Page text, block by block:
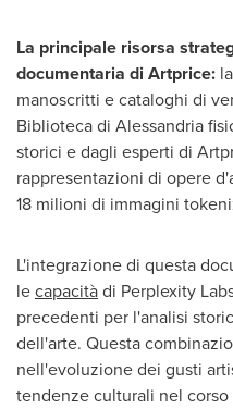
La principale risorsa
documentaria di Artprice:
manoscritti e cataloghi di
Biblioteca di Alessandria
storici e dagli esperti di
rappresentazioni di opere
18 milioni di immagini
L'integrazione di questa
lecapacitàdi Perplexity
precedenti per l'analisi
dell'arte. Questa
nell'evoluzione dei gusti
tendenze culturali nel